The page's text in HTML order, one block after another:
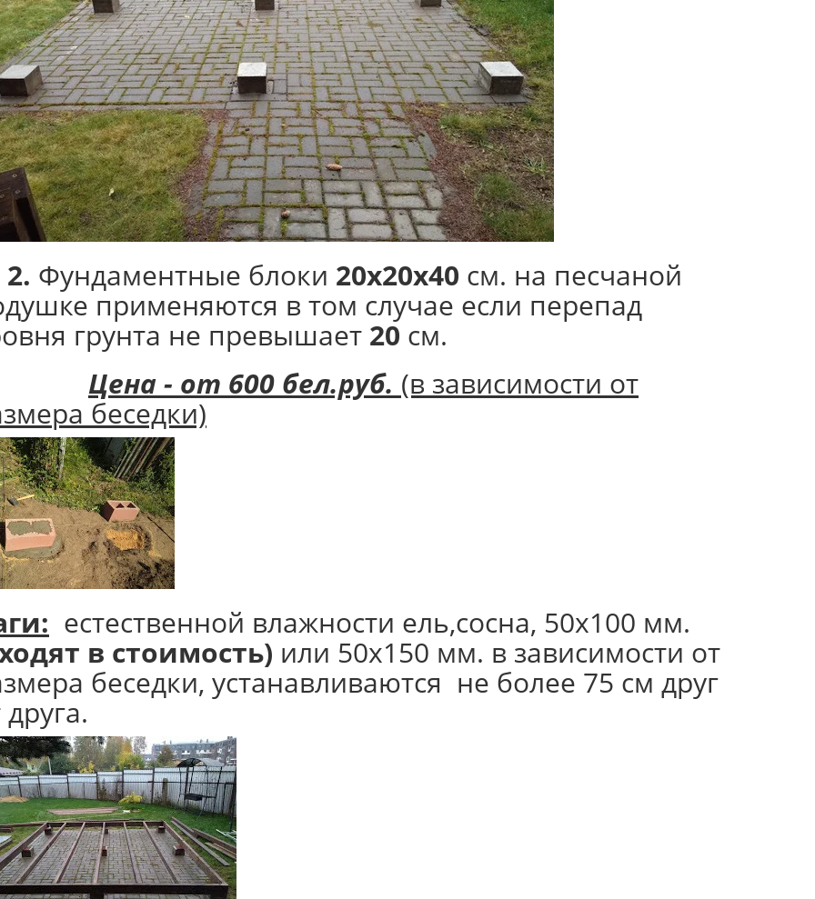
Фундаментные блоки 20х20х40 см. на песчаной
применяются в том случае если перепад
грунта не превышает 20 см.
Цена - от 600 бел.руб. (в зависимости от
беседки)
естественной влажности ель,сосна, 50х100 мм.
в стоимость) или 50х150 мм. в зависимости от
беседки, устанавливаются не более 75 см друг
друга.